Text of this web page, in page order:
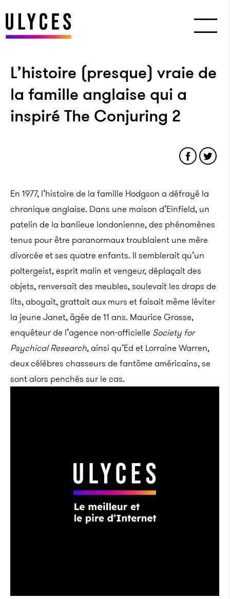
L’histoire (presque) vraie de
la famille anglaise qui a
inspiré The Conjuring 2
En 1977, l’histoire de la famille Hodgson a défrayé la
chronique anglaise. Dans une maison d’Einfield, un
patelin de la banlieue londonienne, des phénomènes
tenus pour être paranormaux troublaient une mère
divorcée et ses quatre enfants. Il semblerait qu’un
poltergeist, esprit malin et vengeur, déplaçait des
objets, renversait des meubles, soulevait les draps de
lits, aboyait, grattait aux murs et faisait même léviter
la jeune Janet, âgée de 11 ans. Maurice Grosse,
enquêteur de l’agence non-officielle Society for
Psychical Research, ainsi qu’Ed et Lorraine Warren,
deux célèbres chasseurs de fantôme américains, se
sont alors penchés sur le cas.